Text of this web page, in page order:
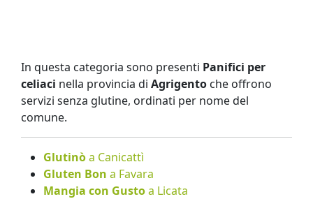
In questa categoria sono presenti Panifici per
celiaci nella provincia di Agrigento che offrono
servizi senza glutine, ordinati per nome del
comune.
Glutinòa Canicattì
Gluten Bon a Favara
Mangia con Gustoa Licata